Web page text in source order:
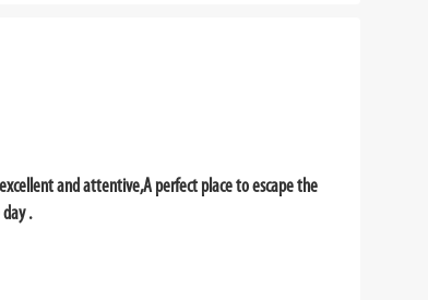
and attentive,A perfect place to escape the
.